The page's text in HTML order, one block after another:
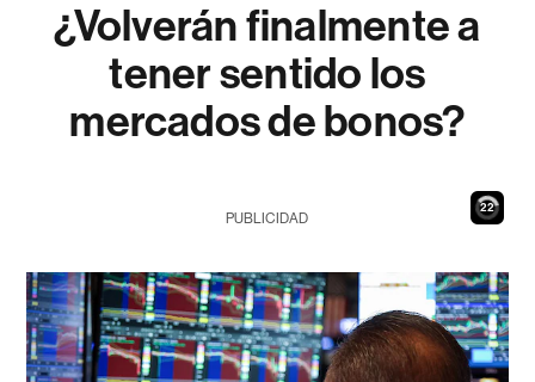
¿Volverán finalmente a
tener sentido los
mercados de bonos?
21
PUBLICIDAD